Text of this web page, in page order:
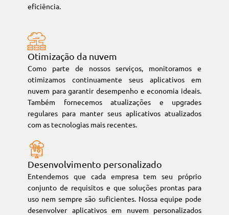
eficiência.
Otimização da nuvem
Como parte de nossos serviços, monitoramos e
otimizamos continuamente seus aplicativos em
nuvem para garantir desempenho e economia ideais.
Também fornecemos atualizações e upgrades
regulares para manter seus aplicativos atualizados
com as tecnologias mais recentes.
Desenvolvimento personalizado
Entendemos que cada empresa tem seu próprio
conjunto de requisitos e que soluções prontas para
uso nem sempre são suficientes. Nossa equipe pode
desenvolver aplicativos em nuvem personalizados